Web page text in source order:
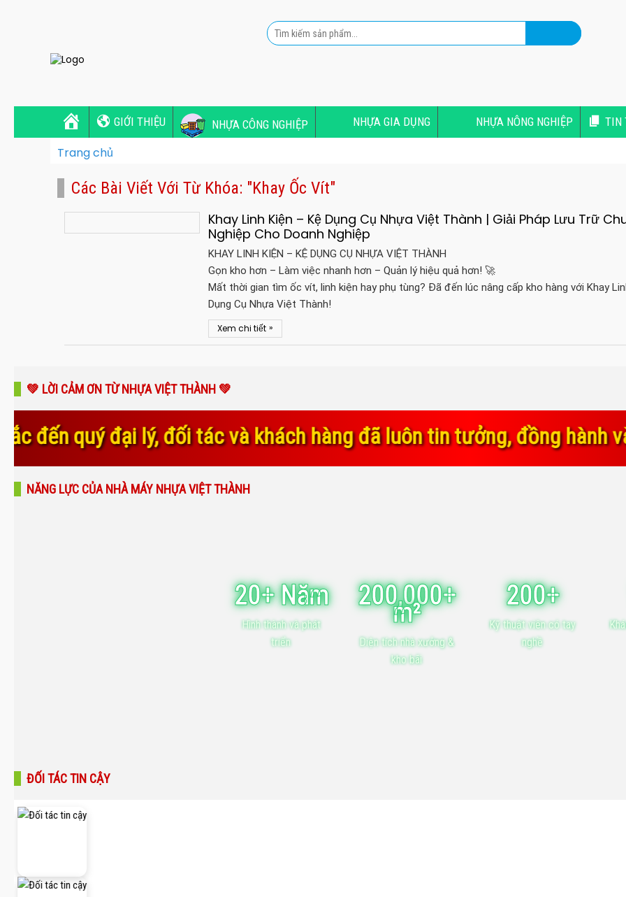
GIỚI THIỆU NHỰA CÔNG NGHIỆP NHỰA GIA DỤNG NHỰA NÔNG NGHIỆP TIN
Trang chủ
Các Bài Viết Với Từ Khóa: "khay Ốc Vít"
Khay Linh Kiện – Kệ Dụng Cụ Nhựa Việt Thành | Giải Pháp Lưu Trữ
Nghiệp Cho Doanh Nghiệp
KHAY LINH KIỆN – KỆ DỤNG CỤ NHỰA VIỆT THÀNH
Gọn kho hơn – Làm việc nhanh hơn – Quản lý hiệu quả hơn! 🚀
Mất thời gian tìm ốc vít, linh kiện hay phụ tùng? Đã đến lúc nâng cấp kho hàng với Khay
Dụng Cụ Nhựa Việt Thành!
Xem chi tiết »
💚 LỜI CẢM ƠN TỪ NHỰA VIỆT THÀNH 💚
và khách hàng đã luôn tin tưởng, đồng hành và ủng hộ chúng tôi
NĂNG LỰC CỦA NHÀ MÁY NHỰA VIỆT THÀNH
20+ Năm
Hình thành và phát
triển
200,000+
m²
Diện tích nhà xưởng &
kho bãi
200+
Kỹ thuật viên có tay
nghề
ĐỐI TÁC TIN CẬY